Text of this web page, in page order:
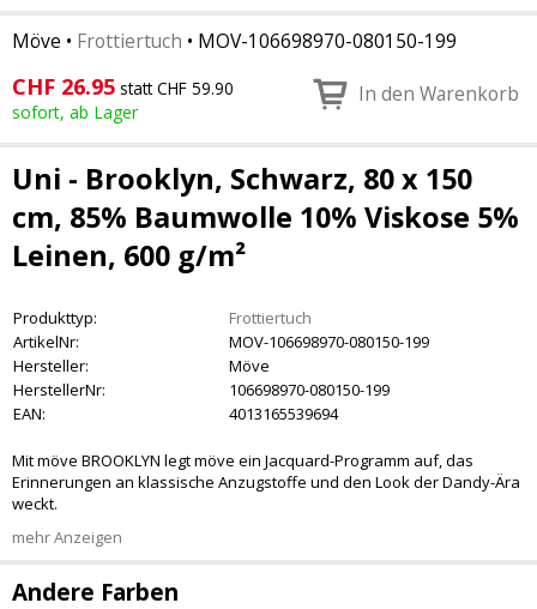
Möve • Frottiertuch • MOV-106698970-080150-199
CHF 26.95 statt CHF 59.90
sofort, ab Lager
In den Warenkorb
Uni - Brooklyn, Schwarz, 80 x 150
cm, 85% Baumwolle 10% Viskose 5%
Leinen, 600 g/m²
Produkttyp:
Frottiertuch
ArtikelNr:
MOV-106698970-080150-199
Hersteller:
Möve
HerstellerNr:
106698970-080150-199
EAN:
4013165539694
Mit möve BROOKLYN legt möve ein Jacquard-Programm auf, das
Erinnerungen an klassische Anzugstoffe und den Look der Dandy-Ära
weckt.
mehr Anzeigen
Andere Farben